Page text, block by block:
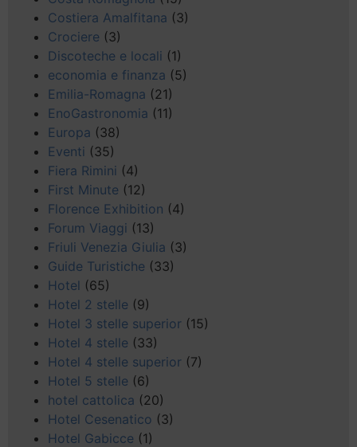
Costiera Amalfitana (3)
Crociere (3)
Discoteche e locali (1)
economia e finanza (5)
Emilia-Romagna (21)
EnoGastronomia (11)
Europa (38)
Eventi (35)
Fiera Rimini (4)
First Minute (12)
Florence Exhibition (4)
Forum Viaggi (13)
Friuli Venezia Giulia (3)
Guide Turistiche (33)
Hotel (65)
Hotel 2 stelle (9)
Hotel 3 stelle superior (15)
Hotel 4 stelle (33)
Hotel 4 stelle superior (7)
Hotel 5 stelle (6)
hotel cattolica (20)
Hotel Cesenatico (3)
Hotel Gabicce (1)